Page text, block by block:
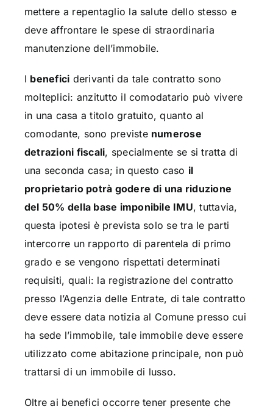
mettere a repentaglio la salute dello stesso e
deve affrontare le spese di straordinaria
manutenzione dell’immobile.
I benefici derivanti da tale contratto sono
molteplici: anzitutto il comodatario può vivere
in una casa a titolo gratuito, quanto al
comodante, sono previste numerose
detrazioni fiscali, specialmente se si tratta di
una seconda casa; in questo caso il
proprietario potrà godere di una riduzione
del 50% della base imponibile IMU, tuttavia,
questa ipotesi è prevista solo se tra le parti
intercorre un rapporto di parentela di primo
grado e se vengono rispettati determinati
requisiti, quali: la registrazione del contratto
presso l’Agenzia delle Entrate, di tale contratto
deve essere data notizia al Comune presso cui
ha sede l’immobile, tale immobile deve essere
utilizzato come abitazione principale, non può
trattarsi di un immobile di lusso.
Oltre ai benefici occorre tener presente che